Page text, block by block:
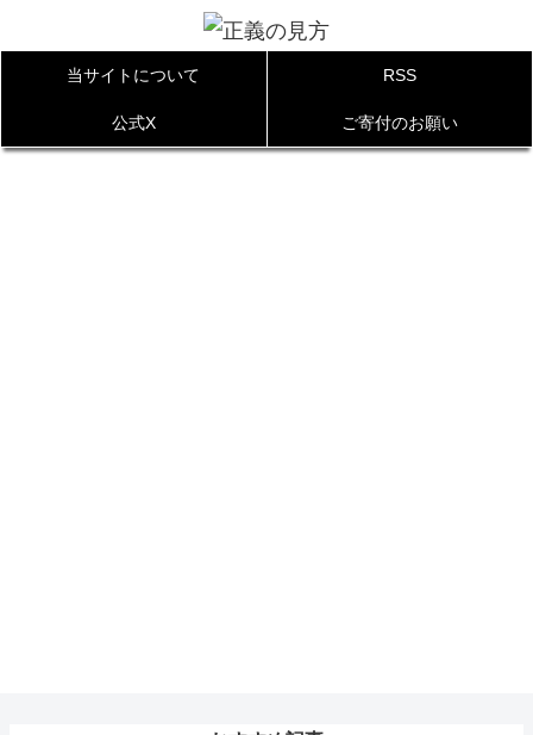
当サイトについて RSS
公式X ご寄付のお願い